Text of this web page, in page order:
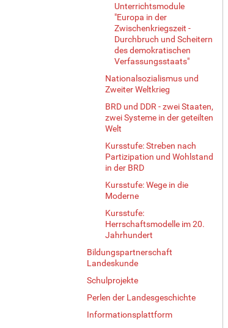
Unterrichtsmodule
"Europa in der
Zwischenkriegszeit -
Durchbruch und Scheitern
des demokratischen
Verfassungsstaats"
Nationalsozialismus und
Zweiter Weltkrieg
BRD und DDR - zwei Staaten,
zwei Systeme in der geteilten
Welt
Kursstufe: Streben nach
Partizipation und Wohlstand
in der BRD
Kursstufe: Wege in die
Moderne
Kursstufe:
Herrschaftsmodelle im 20.
Jahrhundert
Bildungspartnerschaft
Landeskunde
Schulprojekte
Perlen der Landesgeschichte
Informationsplattform